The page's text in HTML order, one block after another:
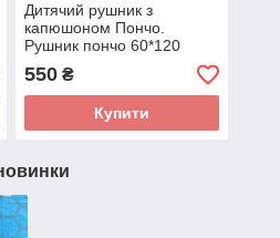
Дитячий рушник з
капюшоном Пончо.
Рушник пончо 60*120
550₴
Купити